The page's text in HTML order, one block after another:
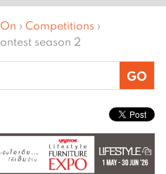
› Competitions ›
season 2